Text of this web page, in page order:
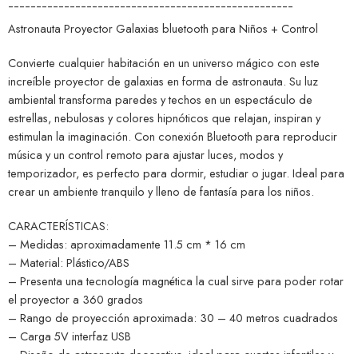
¯¯¯¯¯¯¯¯¯¯¯¯¯¯¯¯¯¯¯¯¯¯¯¯¯¯¯¯¯¯¯¯¯¯¯¯¯¯¯¯¯¯¯¯¯¯¯¯¯¯¯
Astronauta Proyector Galaxias bluetooth para Niños + Control
Convierte cualquier habitación en un universo mágico con este
increíble proyector de galaxias en forma de astronauta. Su luz
ambiental transforma paredes y techos en un espectáculo de
estrellas, nebulosas y colores hipnóticos que relajan, inspiran y
estimulan la imaginación. Con conexión Bluetooth para reproducir
música y un control remoto para ajustar luces, modos y
temporizador, es perfecto para dormir, estudiar o jugar. Ideal para
crear un ambiente tranquilo y lleno de fantasía para los niños.
CARACTERÍSTICAS:
– Medidas: aproximadamente 11.5 cm * 16 cm
– Material: Plástico/ABS
– Presenta una tecnología magnética la cual sirve para poder rotar
el proyector a 360 grados
– Rango de proyección aproximada: 30 – 40 metros cuadrados
– Carga 5V interfaz USB